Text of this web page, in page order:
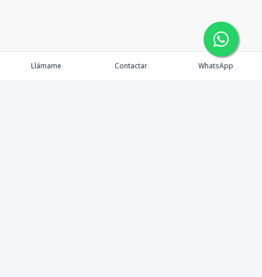
Llámame Contactar WhatsApp